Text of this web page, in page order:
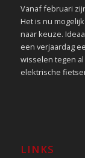
Vanaf februari
Het is nu
naar keuze.
een verjaardag
wisselen tegen
elektrische
LINKS